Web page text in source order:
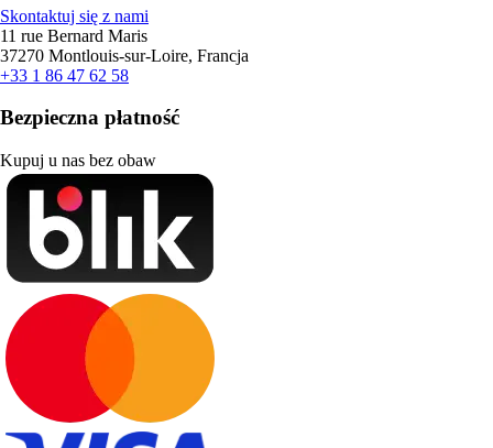
Skontaktuj się z nami
11 rue Bernard Maris
37270 Montlouis-sur-Loire, Francja
+33 1 86 47 62 58
Bezpieczna płatność
Kupuj u nas bez obaw